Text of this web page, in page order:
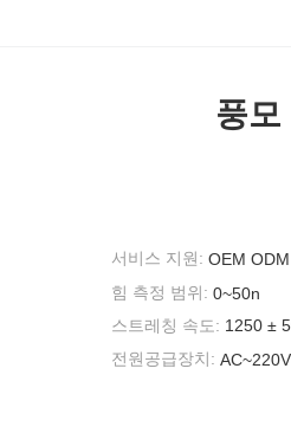
풍모
서비스 지원: OEM ODM
힘 측정 범위: 0~50n
스트레칭 속도: 1250 ±
전원공급장치: